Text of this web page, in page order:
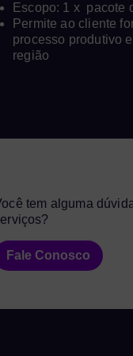
Escopo: 1 x pacote
Permite ao cliente
processo produtivo
região
tem alguma
Fale Conosco